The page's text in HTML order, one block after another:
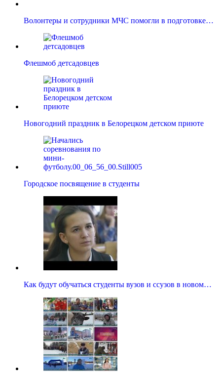
Волонтеры и сотрудники МЧС помогли в подготовке…
Флешмоб детсадовцев
Новогодний праздник в Белорецком детском приюте
Городское посвящение в студенты
Как будут обучаться студенты вузов и ссузов в новом…